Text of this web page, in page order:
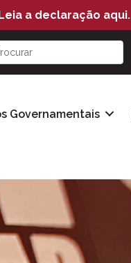
a declaração aqui.
Governamentais